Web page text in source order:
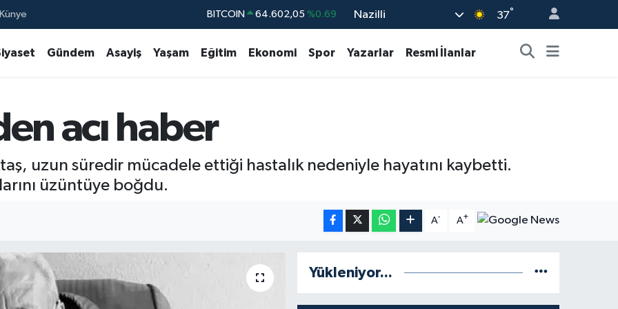
BITCOIN 64.602,05 %0.69 Nazilli 37°
Gündem Asayiş Yaşam Eğitim Ekonomi Spor Yazarlar Resmi İlanlar
acı haber
uzun süredir mücadele ettiği hastalık nedeniyle hayatını kaybetti.
üzüntüye boğdu.
A- A+
Yükleniyor...